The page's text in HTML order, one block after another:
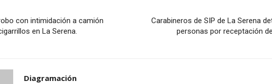
con intimidación a camión
en La Serena.
Carabineros de SIP de La Serena
personas por receptación
Diagramación